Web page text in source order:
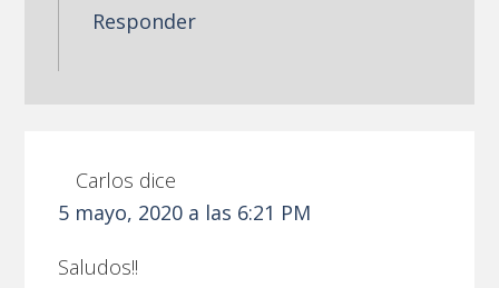
Responder
Carlos dice
5 mayo, 2020 a las 6:21 PM
Saludos!!